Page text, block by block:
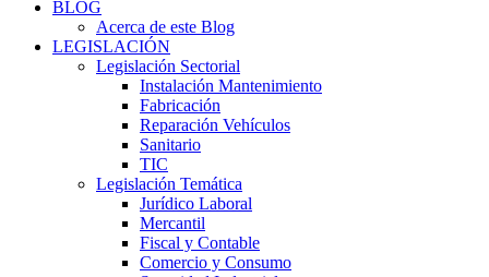
BLOG
Acerca de este Blog
LEGISLACIÓN
Legislación Sectorial
Instalación Mantenimiento
Fabricación
Reparación Vehículos
Sanitario
TIC
Legislación Temática
Jurídico Laboral
Mercantil
Fiscal y Contable
Comercio y Consumo